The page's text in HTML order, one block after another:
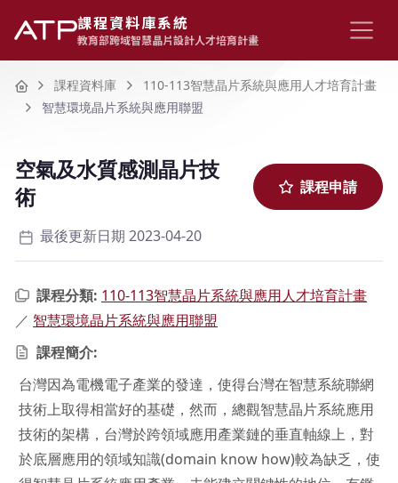
課程資料庫系統
教育部跨域智慧晶片設計人才培育計畫
Home課程資料庫
110-113智慧晶片系統與應用人才培育計畫
智慧環境晶片系統與應用聯盟
空氣及水質感測晶片技
術
課程申請
最後更新日期 2023-04-20
課程分類: 110-113智慧晶片系統與應用人才培育計畫
／ 智慧環境晶片系統與應用聯盟
課程簡介:
台灣因為電機電子產業的發達，使得台灣在智慧系統聯網
技術上取得相當好的基礎，然而，總觀智慧晶片系統應用
技術的架構，台灣於跨領域應用產業鏈的垂直軸線上，對
於底層應用的領域知識(domain know how)較為缺乏，使